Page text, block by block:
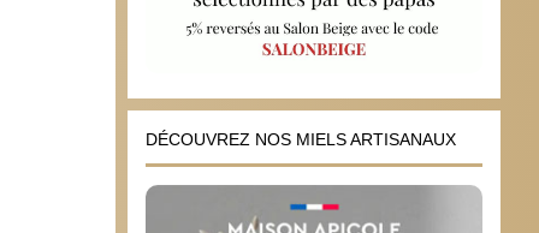
DÉCOUVREZ NOS MIELS ARTISANAUX